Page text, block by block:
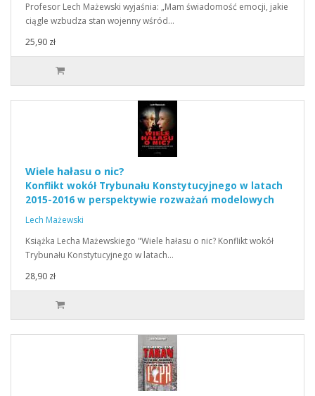
Profesor Lech Mażewski wyjaśnia: „Mam świadomość emocji, jakie
ciągle wzbudza stan wojenny wśród…
25,90 zł
Wiele hałasu o nic?
Konflikt wokół Trybunału Konstytucyjnego w latach
2015-2016 w perspektywie rozważań modelowych
Lech Mażewski
Książka Lecha Mażewskiego "Wiele hałasu o nic? Konflikt wokół
Trybunału Konstytucyjnego w latach…
28,90 zł